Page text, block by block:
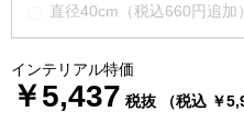
直径40cm（税込660円追
インテリアル特価
￥5,437 税抜 （税込 ￥